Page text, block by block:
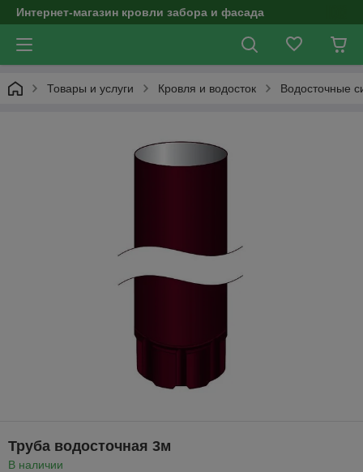
Интернет-магазин кровли забора и фасада
Товары и услуги Кровля и водосток Водосточные
Труба водосточная 3м
В наличии